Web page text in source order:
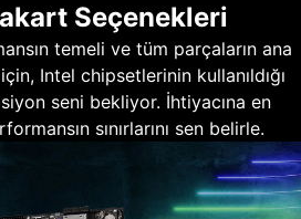
Seçenekleri
temeli ve tüm parçaların ana
Intel chipsetlerinin kullanıldığı
seni bekliyor. İhtiyacına en
sınırlarını sen belirle.